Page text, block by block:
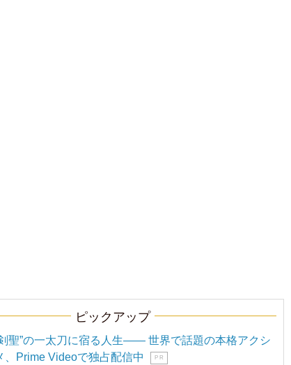
ピックアップ
聖”の一太刀に宿る人生―― 世界で話題の本格アクシ
、Prime Videoで独占配信中
P R